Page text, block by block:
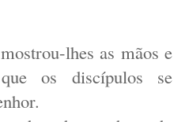
lhes as mãos e
os discípulos se